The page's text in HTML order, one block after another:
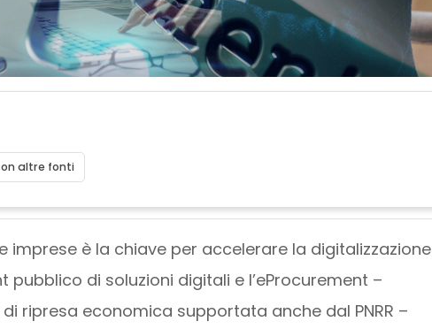
altre fonti
imprese è la chiave per accelerare la digitalizzazione
pubblico di soluzioni digitali e l’eProcurement –
ripresa economica supportata anche dal PNRR –